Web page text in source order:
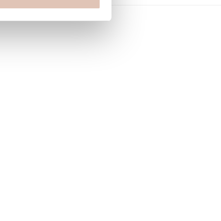
navigation using the skip links.